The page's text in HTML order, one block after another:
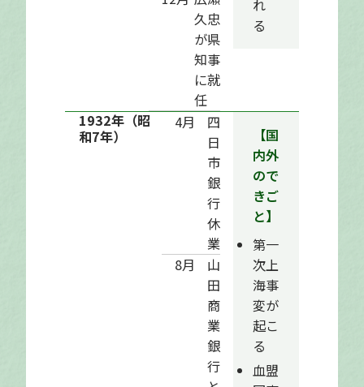
久忠
が県
知事
に就
任
れ
る
1932年（昭
和7年）
4月
四
日
市
銀
行
休
業
8月
山
田
商
業
銀
行
【国
内外
ので
きご
と】
第一
次上
海事
変が
起こ
る
血盟